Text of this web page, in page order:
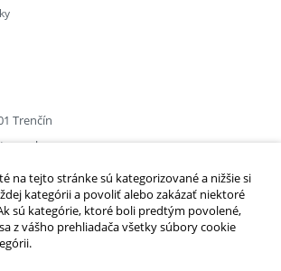
Trenčín
238
774
opatrovatelsky-kurz.sk
na tejto stránke sú kategorizované a nižšie si
kategórii a povoliť alebo zakázať niektoré
sú kategórie, ktoré boli predtým povolené,
z vášho prehliadača všetky súbory cookie